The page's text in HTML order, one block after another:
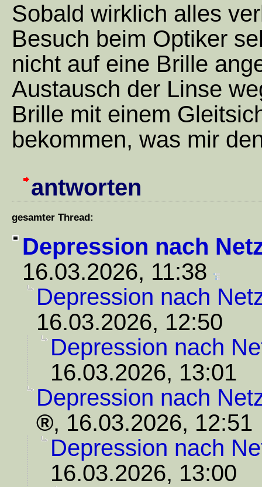
Sobald wirklich alles
Besuch beim Optiker
nicht auf eine Brille
Austausch der Linse
Brille mit einem
bekommen, was mir
antworten
gesamter Thread:
Depression nach
16.03.2026, 11:38
Depression nach
16.03.2026, 12:50
Depression nach
16.03.2026, 13:01
Depression nach
, 16.03.2026, 12:51
Depression nach
16.03.2026, 13:00